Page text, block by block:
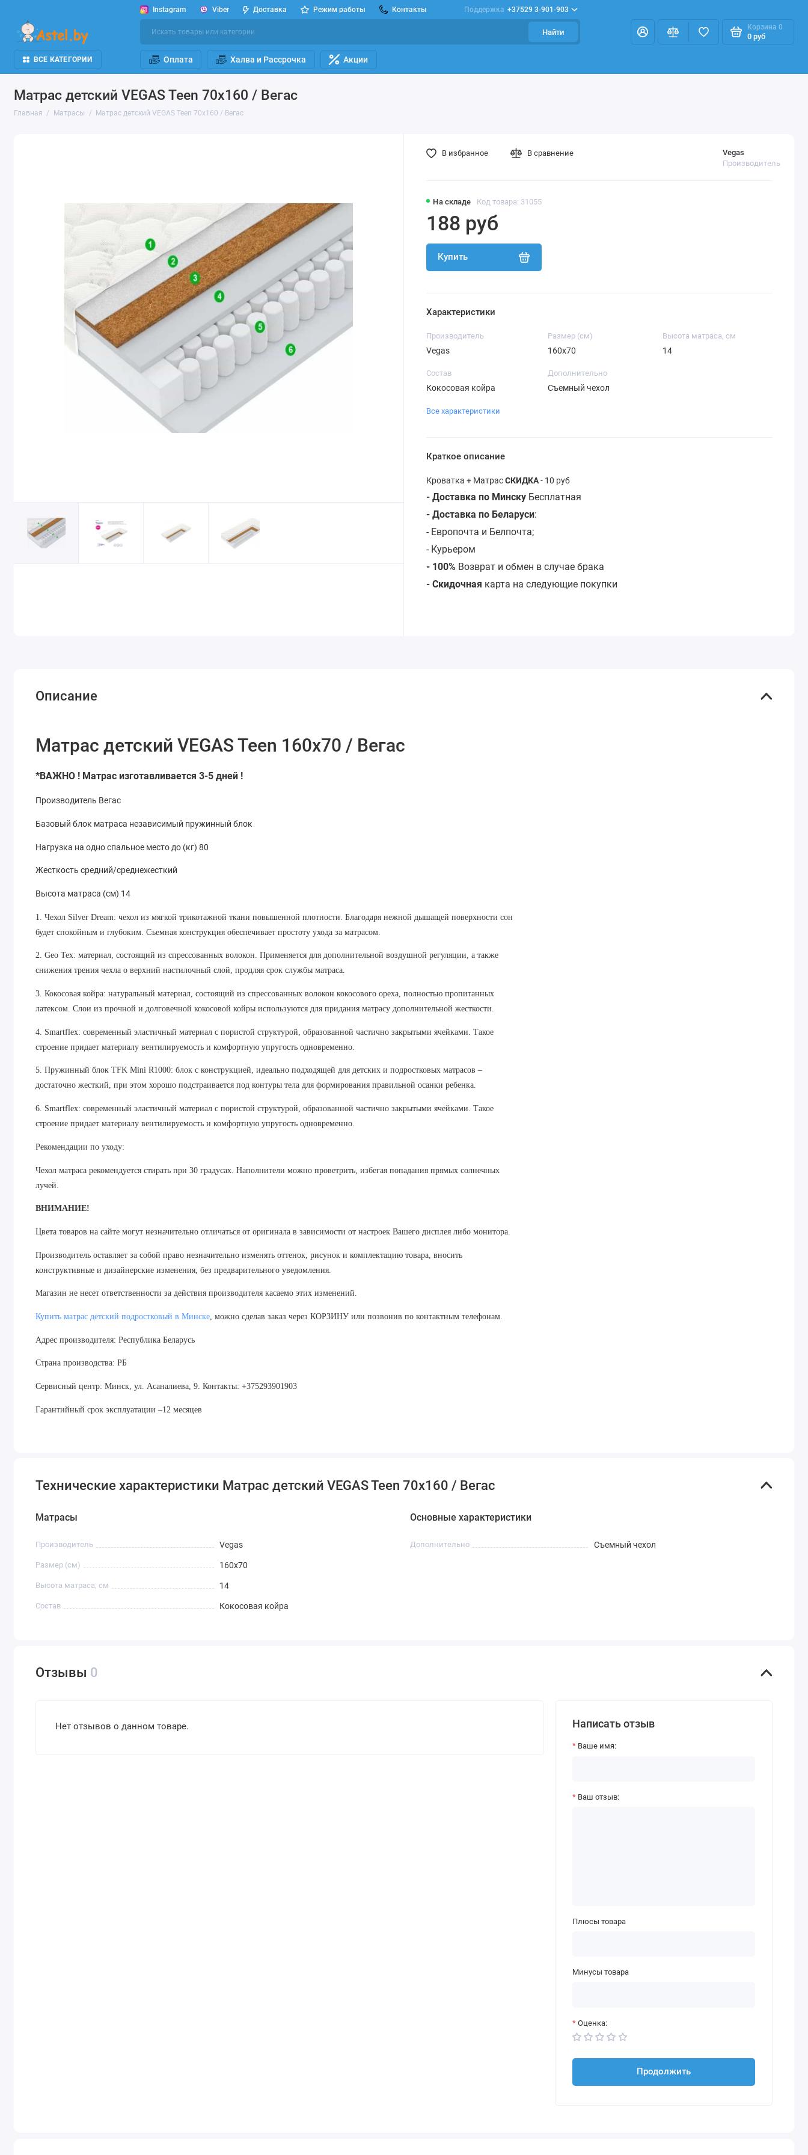
Instagram Viber Доставка Режим работы Контакты Поддержка +37529 3-901-903
Найти
Корзина 0
0 руб
ВСЕ КАТЕГОРИИ Оплата Халва и Рассрочка Акции
Матрас детский VEGAS Teen 70х160 / Вегас
Главная Матрасы Матрас детский VEGAS Teen 70х160 / Вегас
На складе Код товара: 31055
Vegas
Производитель
188 руб
Купить
В избранное В сравнение
Характеристики
Производитель
Vegas
Размер (см)
160х70
Высота матраса, см
14
Состав
Кокосовая койра
Дополнительно
Съемный чехол
Все характеристики
Краткое описание
Кроватка + МатрасСКИДКА- 10 руб
- Доставка по МинскуБесплатная
- Доставка по Беларуси:
- Европочта и Белпочта;
- Курьером
- 100% Возврат и обмен в случае брака
- Скидочная карта на следующие покупки
Описание
Матрас детский VEGAS Teen 160х70 / Вегас
*ВАЖНО ! Матрас изготавливается 3-5 дней !
Производитель Вегас
Базовый блок матраса независимый пружинный блок
Нагрузка на одно спальное место до (кг) 80
Жесткость средний/среднежесткий
Высота матраса (см) 14
1. Чехол Silver Dream: чехол из мягкой трикотажной ткани повышенной плотности. Благодаря нежной дышащей поверхности сон
будет спокойным и глубоким. Съемная конструкция обеспечивает простоту ухода за матрасом.
2. Geo Tex: материал, состоящий из спрессованных волокон. Применяется для дополнительной воздушной регуляции, а также
снижения трения чехла о верхний настилочный слой, продляя срок службы матраса.
3. Кокосовая койра: натуральный материал, состоящий из спрессованных волокон кокосового ореха, полностью пропитанных
латексом. Слои из прочной и долговечной кокосовой койры используются для придания матрасу дополнительной жесткости.
4. Smartflex: современный эластичный материал с пористой структурой, образованной частично закрытыми ячейками. Такое
строение придает материалу вентилируемость и комфортную упругость одновременно.
5. Пружинный блок TFK Mini R1000: блок с конструкцией, идеально подходящей для детских и подростковых матрасов –
достаточно жесткий, при этом хорошо подстраивается под контуры тела для формирования правильной осанки ребенка.
6. Smartflex: современный эластичный материал с пористой структурой, образованной частично закрытыми ячейками. Такое
строение придает материалу вентилируемость и комфортную упругость одновременно.
Рекомендации по уходу:
Чехол матраса рекомендуется стирать при 30 градусах. Наполнители можно проветрить, избегая попадания прямых солнечных
лучей.
ВНИМАНИЕ!
Цвета товаров на сайте могут незначительно отличаться от оригинала в зависимости от настроек Вашего дисплея либо монитора.
Производитель оставляет за собой право незначительно изменять оттенок, рисунок и комплектацию товара, вносить
конструктивные и дизайнерские изменения, без предварительного уведомления.
Магазин не несет ответственности за действия производителя касаемо этих изменений.
Купить матрас детский подростковый в Минске, можно сделав заказ через КОРЗИНУ или позвонив по контактным телефонам.
Адрес производителя: Республика Беларусь
Страна производства: РБ
Сервисный центр: Минск, ул. Асаналиева, 9. Контакты: +375293901903
Гарантийный срок эксплуатации –12 месяцев
Технические характеристики Матрас детский VEGAS Teen 70х160 / Вегас
Матрасы
Производитель Vegas
Размер (см) 160х70
Высота матраса, см 14
Состав Кокосовая койра
Основные характеристики
Дополнительно Съемный чехол
Отзывы 0
Нет отзывов о данном товаре. Написать отзыв
Ваше имя:
Ваш отзыв:
Плюсы товара
Минусы товара
Оценка:
Продолжить